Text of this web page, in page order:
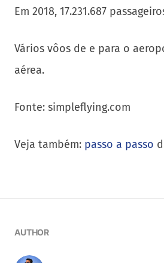
Em 2018, 17.231.687
Vários vôos de e para o
aérea.
Fonte: simpleflying.com
Veja também: passo a passo
AUTHOR